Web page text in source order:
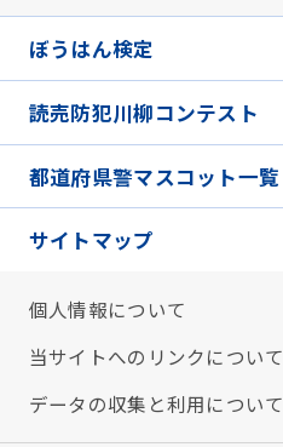
ぼうはん検定
読売防犯川柳コンテスト
都道府県警マスコット一覧
サイトマップ
個人情報について
当サイトへのリンクについて
データの収集と利用について